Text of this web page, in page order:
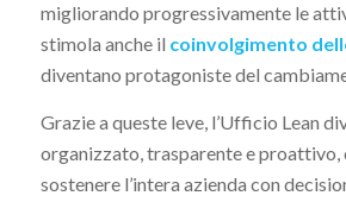
migliorando progressivamente le
stimola anche il coinvolgimento
diventano protagoniste del
Grazie a queste leve, l’Ufficio Lean
organizzato, trasparente e proattivo,
sostenere l’intera azienda con